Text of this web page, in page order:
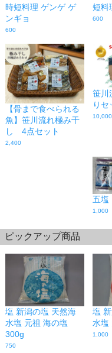
時短料理 ゲンゲ ゲ
ンギョ
600
短料
600
【骨まで食べられる
魚】笹川流れ極み干
し 4点セット
2,400
笹川
りセ
10,000
五塩
1,000
ピックアップ商品
塩 新潟の塩 天然海
水塩 元祖 海の塩
300g
750
塩
水塩
1,000